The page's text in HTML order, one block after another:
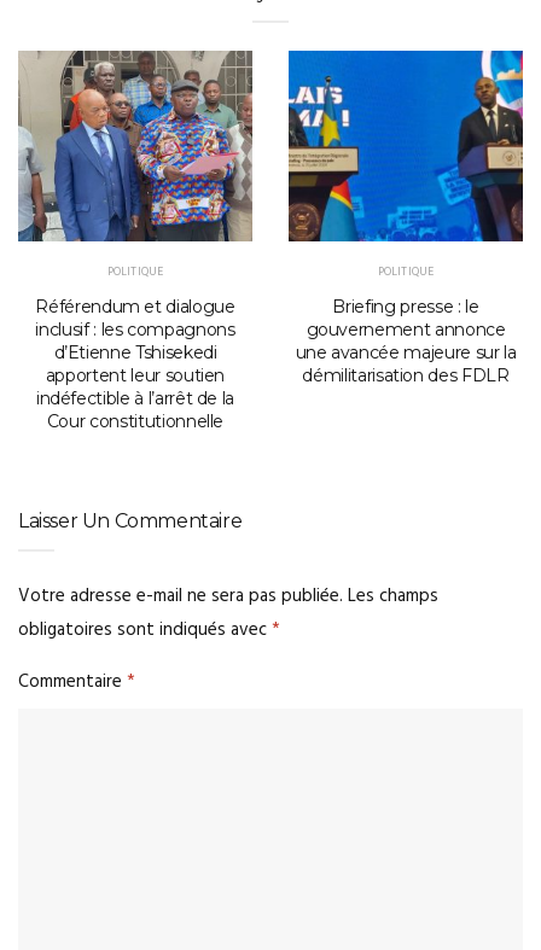
POLITIQUE
Référendum et dialogue
inclusif : les compagnons
d’Etienne Tshisekedi
apportent leur soutien
indéfectible à l’arrêt de la
Cour constitutionnelle
POLITIQUE
Briefing presse : le
gouvernement annonce
une avancée majeure sur la
démilitarisation des FDLR
Laisser Un Commentaire
Votre adresse e-mail ne sera pas publiée. Les champs
obligatoires sont indiqués avec*
Commentaire *